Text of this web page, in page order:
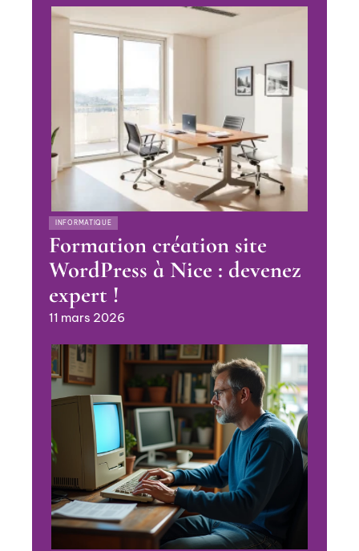
INFORMATIQUE
Formation création site
WordPress à Nice : devenez
expert !
11 mars 2026